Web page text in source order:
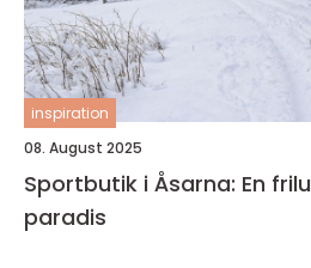
inspiration
08. August 2025
Sportbutik i Åsarna: En
paradis